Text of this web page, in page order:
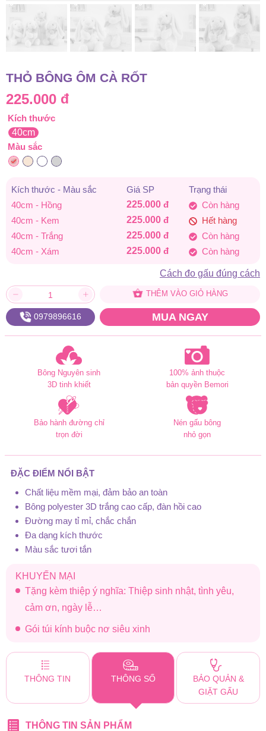
THỎ BÔNG ÔM CÀ RỐT
225.000 đ
Kích thước
40cm
Màu sắc
Kích thước - Màu sắc Giá SP
Trạng thái
40cm - Hồng
225.000 đ
Còn hàng
40cm - Kem
225.000 đ
Hết hàng
40cm - Trắng
225.000 đ
Còn hàng
40cm - Xám
225.000 đ Còn hàng
Cách đo gấu đúng cách
THÊM VÀO GIỎ HÀNG
0979896616 MUA NGAY
Bông Nguyên sinh
3D tinh khiết
100% ảnh thuộc
bản quyền Bemori
Bảo hành đường chỉ
trọn đời
Nén gấu bông
nhỏ gọn
ĐẶC ĐIỂM NỔI BẬT
Chất liệu mềm mại, đảm bảo an toàn
Bông polyester 3D trắng cao cấp, đàn hồi cao
Đường may tỉ mỉ, chắc chắn
Đa dạng kích thước
Màu sắc tươi tắn
KHUYẾN MẠI
Tặng kèm thiệp ý nghĩa: Thiệp sinh nhật, tình yêu,
cảm ơn, ngày lễ…
Gói túi kính buộc nơ siêu xinh
THÔNG TIN THÔNG SỐ
BẢO QUẢN &
GIẶT GẤU
THÔNG TIN SẢN PHẨM